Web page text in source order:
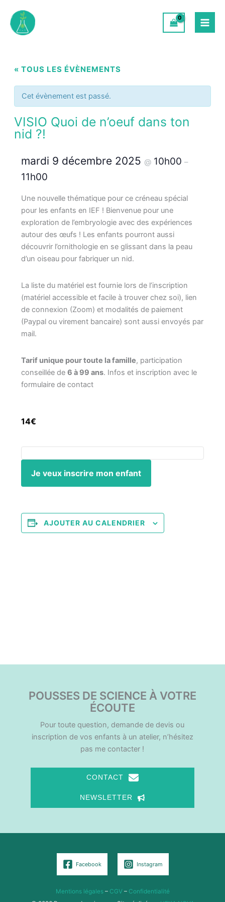
contenu
« TOUS LES ÉVÈNEMENTS
Cet évènement est passé.
VISIO Quoi de n’oeuf dans ton
nid ?!
mardi 9 décembre 2025 @ 10h00–
11h00
Une nouvelle thématique pour ce créneau spécial
pour les enfants en IEF ! Bienvenue pour une
exploration de l’embryologie avec des expériences
autour des œufs ! Les enfants pourront aussi
découvrir l’ornithologie en se glissant dans la peau
d’un oiseau pour fabriquer un nid.
La liste du matériel est fournie lors de l’inscription
(matériel accessible et facile à trouver chez soi), lien
de connexion (Zoom) et modalités de paiement
(Paypal ou virement bancaire) sont aussi envoyés par
mail.
Tarif unique pour toute la famille, participation
conseillée de6 à 99 ans. Infos et inscription avec le
formulaire de contact
14€
Je veux inscrire mon enfant
AJOUTER AU CALENDRIER
POUSSES DE SCIENCE À VOTRE
ÉCOUTE
Pour toute question, demande de devis ou
inscription de vos enfants à un atelier, n’hésitez
pas me contacter !
CONTACT
NEWSLETTER
Facebook Instagram
Mentions légales– CGV– Confidentialité